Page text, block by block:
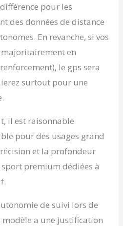
pour les
des données de distance
En revanche, si vos
en
le gps sera
surtout pour une
il est raisonnable
pour des usages grand
et la profondeur
sport premium dédiées à
de suivi lors de
modèle a une justification